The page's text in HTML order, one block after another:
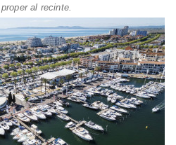
al recinte.